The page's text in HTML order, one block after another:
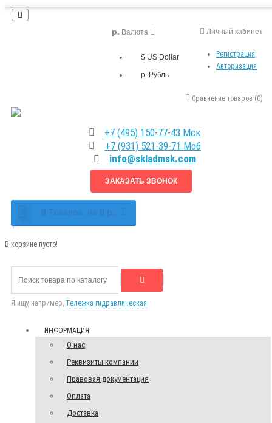
Личный кабинет
Регистрация
Авторизация
р. Валюта
$ US Dollar
р. Рубль
Сравнение товаров (0)
+7 (495) 150-77-43 Мск
+7 (931) 521-39-71 Моб
info@skladmsk.com
ЗАКАЗАТЬ ЗВОНОК
0 Tоваров, на 0 р.
В корзине пусто!
Я ищу, например, Тележка гидравлическая
ИНФОРМАЦИЯ
О нас
Реквизиты компании
Правовая документация
Оплата
Доставка